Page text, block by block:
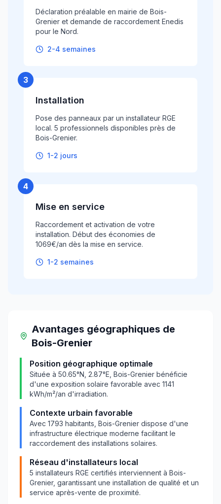
Déclaration préalable en mairie de Bois-
Grenier et demande de raccordement Enedis
pour le Nord.
2-4 semaines
3
Installation
Pose des panneaux par un installateur RGE
local. 5 professionnels disponibles près de
Bois-Grenier.
1-2 jours
4
Mise en service
Raccordement et activation de votre
installation. Début des économies de
1069€/an dès la mise en service.
1-2 semaines
Avantages géographiques de
Bois-Grenier
Position géographique optimale
Située à 50.65°N, 2.87°E, Bois-Grenier bénéficie
d'une exposition solaire favorable avec 1141
kWh/m²/an d'irradiation.
Contexte urbain favorable
Avec 1793 habitants, Bois-Grenier dispose d'une
infrastructure électrique moderne facilitant le
raccordement des installations solaires.
Réseau d'installateurs local
5 installateurs RGE certifiés interviennent à Bois-
Grenier, garantissant une installation de qualité et un
service après-vente de proximité.